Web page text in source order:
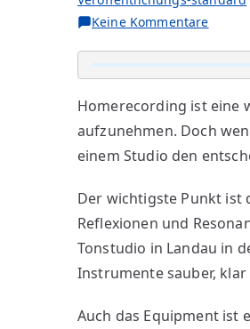
Keine Kommentarezu
–
So
läuft
bei
uns
ab
Homerecording ist eine
aufzunehmen. Doch
einem Studio den
Der wichtigste Punkt ist
Reflexionen und
Tonstudio in Landau in
Instrumente sauber,
Auch das Equipment ist